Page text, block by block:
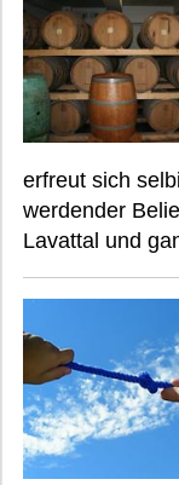
erfreut sich
werdender
Lavattal und